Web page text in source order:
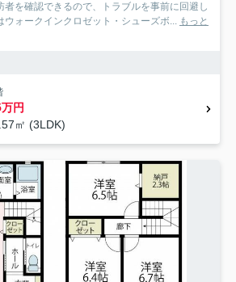
者を確認できるので、トラブルを事前に回避し
ウォークインクロゼット・シューズボ... もっと
円
㎡ (3LDK)